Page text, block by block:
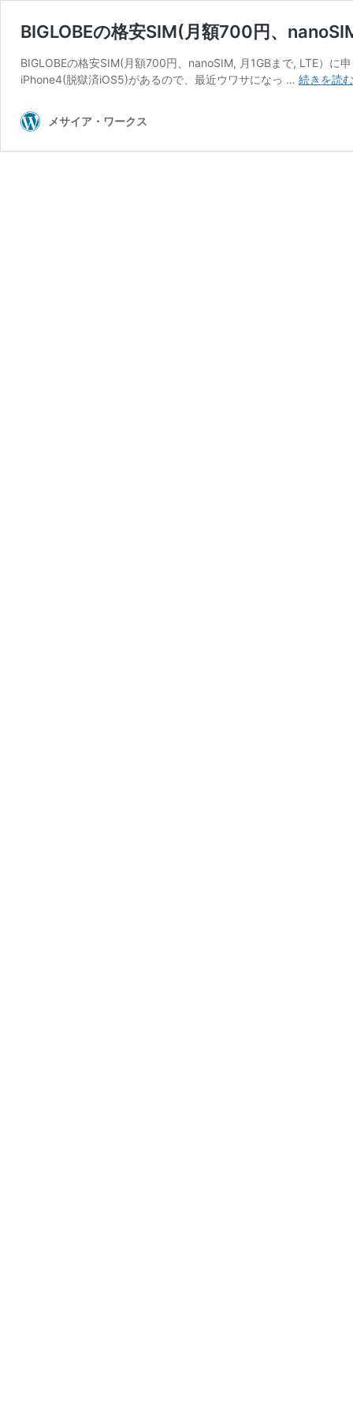
BIGLOBEの格安SIM(月額700円、
BIGLOBEの格安SIM(月額700円、nanoSIM, 月1GBまで, LTE）に
iPhone4(脱獄済iOS5)があるので、最近ウワサになっ … 続きを読む
メサイア・ワークス